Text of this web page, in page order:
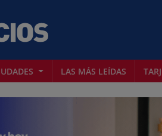
LAS MÁS LEÍDAS